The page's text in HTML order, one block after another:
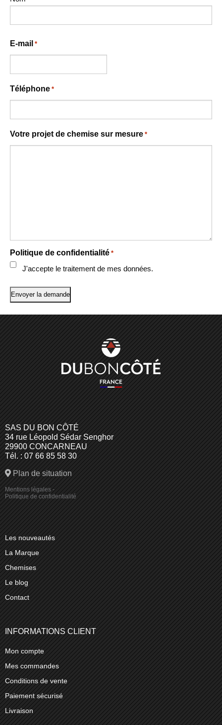
E-mail *
Téléphone *
Votre projet de chemise sur mesure *
Politique de confidentialité *
J'accepte le traitement de mes données.
SAS DU BON CÔTÉ
34 rue Léopold Sédar Senghor
29900 CONCARNEAU
Tél. : 07 66 85 58 30
Plan de situation
Mentions légales-
Politique de confidentialité
Les nouveautés
La Marque
Chemises
Le blog
Contact
INFORMATIONS CLIENT
Mon compte
Mes commandes
Conditions de vente
Paiement sécurisé
Livraison